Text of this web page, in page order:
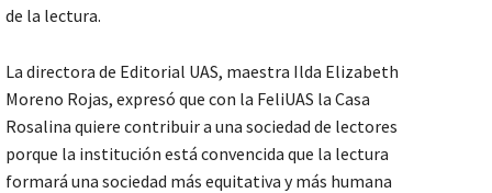
de la lectura.
La directora de Editorial UAS, maestra Ilda Elizabeth
Moreno Rojas, expresó que con la FeliUAS la Casa
Rosalina quiere contribuir a una sociedad de lectores
porque la institución está convencida que la lectura
formará una sociedad más equitativa y más humana